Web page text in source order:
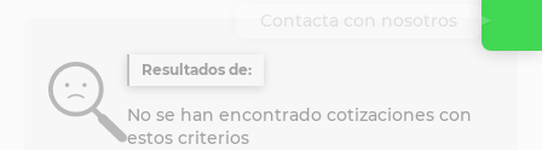
Resultados de:
No se han encontrado cotizaciones con
estos criterios
Contacta con nosotros